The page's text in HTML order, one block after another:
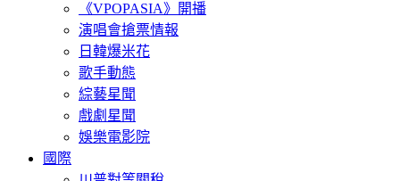
《VPOPASIA》開播
演唱會搶票情報
日韓爆米花
歌手動態
綜藝星聞
戲劇星聞
娛樂電影院
國際